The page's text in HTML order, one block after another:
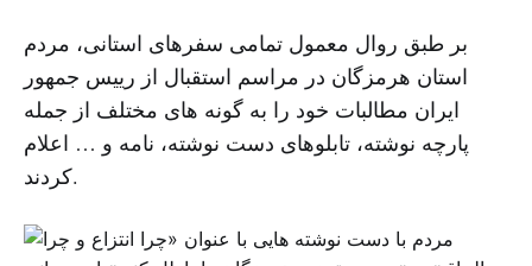
بر طبق روال معمول تمامی سفرهای استانی، مردم
استان هرمزگان در مراسم استقبال از رییس جمهور
ایران مطالبات خود را به گونه های مختلف از جمله
پارچه نوشته، تابلوهای دست نوشته، نامه و … اعلام
کردند.